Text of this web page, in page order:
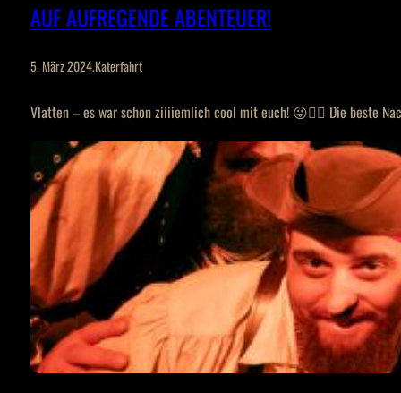
AUF AUFREGENDE ABENTEUER!
5. März 2024.Katerfahrt
Vlatten – es war schon ziiiiemlich cool mit euch! 😜🏴‍☠️ Die beste